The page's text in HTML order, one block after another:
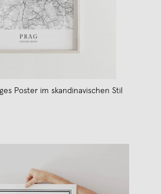
Poster im skandinavischen Stil